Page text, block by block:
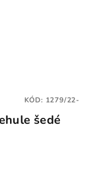
šedé
KÓD: 1279/22-